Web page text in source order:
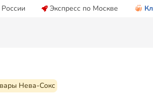
Экспресс по Москве
Нева-Сокс